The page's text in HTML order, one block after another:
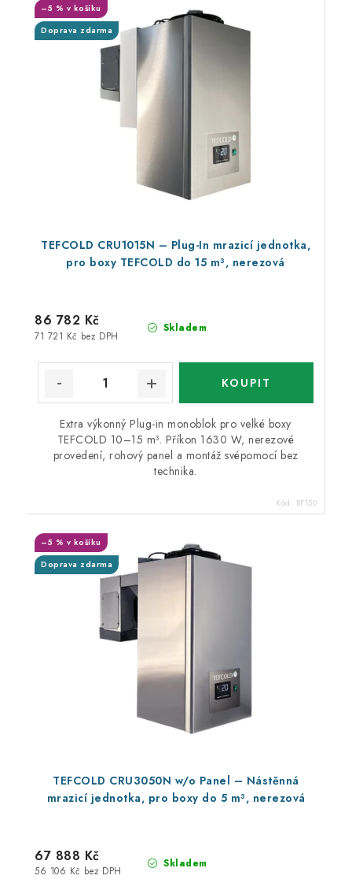
TEFCOLD CRU1015N – Plug-In mrazicí jednotka,
pro boxy TEFCOLD do 15 m³, nerezová
Doprava zdarma
–5 % v košíku
Skladem
71 721 Kč bez DPH
86 782 Kč
Extra výkonný Plug-in monoblok pro velké boxy
TEFCOLD 10–15 m³. Příkon 1630 W, nerezové
provedení, rohový panel a montáž svépomocí bez
technika.
Kód: BF150
TEFCOLD CRU3050N w/o Panel – Nástěnná
mrazicí jednotka, pro boxy do 5 m³, nerezová
Doprava zdarma
–5 % v košíku
Skladem
56 106 Kč bez DPH
67 888 Kč